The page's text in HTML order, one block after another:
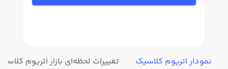
نمودار اتریوم کلاسیک تغییرات لحظه‌ای بازار اتریوم